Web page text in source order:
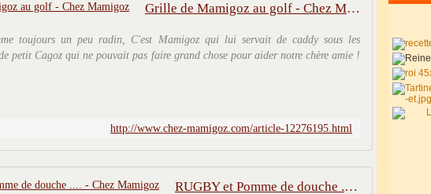
Grille de Mamigoz au golf - Chez Mamigoz
toujours un peu radin, C'est Mamigoz qui lui servait de caddy sous les
petit Cagoz qui ne pouvait pas faire grand chose pour aider notre chère amie !
http://www.chez-mamigoz.com/article-12276195.html
RUGBY et Pomme de douche .... - Chez Mamigoz